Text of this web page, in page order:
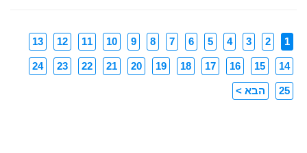
1
2
3
4
5
6
7
8
9
10
11
12
13
14
15
16
17
18
19
20
21
22
23
24
25 הבא >